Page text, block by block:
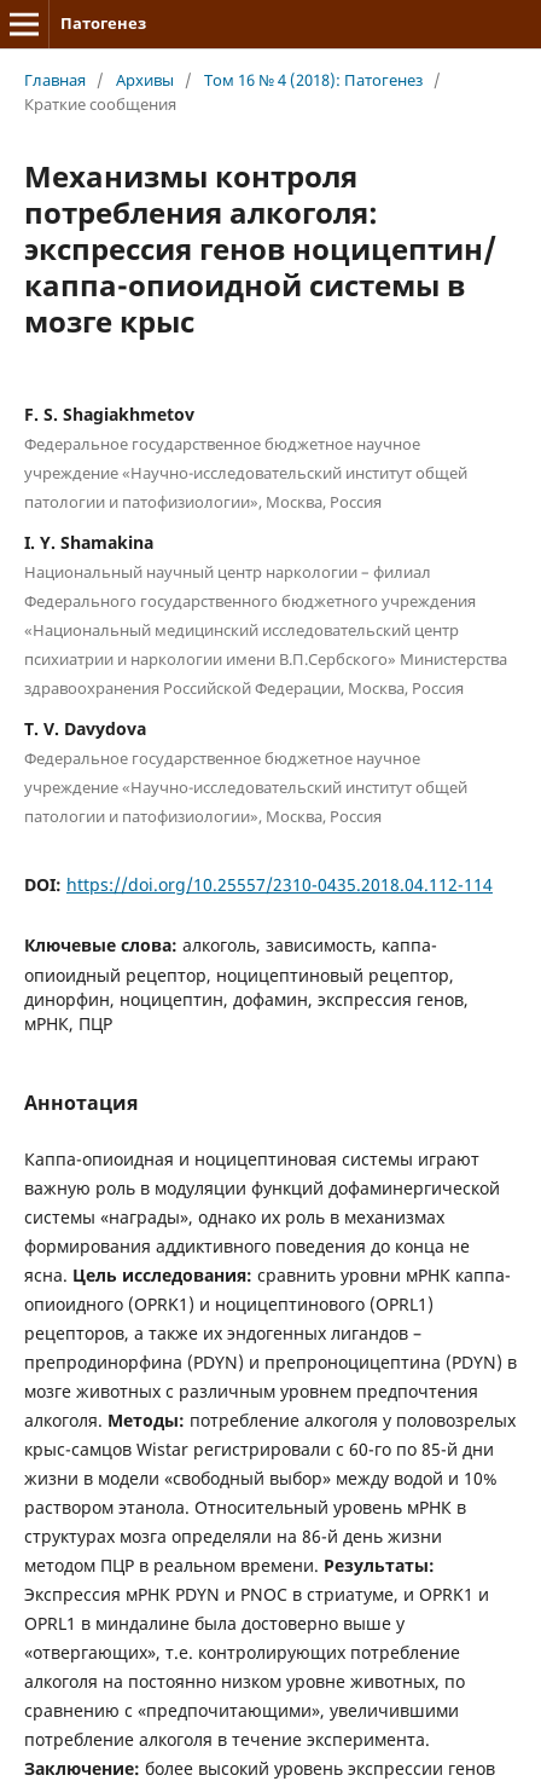
Патогенез
Главная / Архивы / Том 16 № 4 (2018): Патогенез /
Краткие сообщения
Механизмы контроля
потребления алкоголя:
экспрессия генов ноцицептин/
каппа-опиоидной системы в
мозге крыс
F. S. Shagiakhmetov
Федеральное государственное бюджетное научное
учреждение «Научно-исследовательский институт общей
патологии и патофизиологии», Москва, Россия
I. Y. Shamakina
Национальный научный центр наркологии – филиал
Федерального государственного бюджетного учреждения
«Национальный медицинский исследовательский центр
психиатрии и наркологии имени В.П.Сербского» Министерства
здравоохранения Российской Федерации, Москва, Россия
T. V. Davydova
Федеральное государственное бюджетное научное
учреждение «Научно-исследовательский институт общей
патологии и патофизиологии», Москва, Россия
DOI: https://doi.org/10.25557/2310-0435.2018.04.112-114
Ключевые слова: алкоголь, зависимость, каппа-
опиоидный рецептор, ноцицептиновый рецептор,
динорфин, ноцицептин, дофамин, экспрессия генов,
мРНК, ПЦР
Аннотация
Каппа-опиоидная и ноцицептиновая системы играют
важную роль в модуляции функций дофаминергической
системы «награды», однако их роль в механизмах
формирования аддиктивного поведения до конца не
ясна. Цель исследования: сравнить уровни мРНК каппа-
опиоидного (OPRK1) и ноцицептинового (OPRL1)
рецепторов, а также их эндогенных лигандов –
препродинорфина (PDYN) и препроноцицептина (PDYN) в
мозге животных с различным уровнем предпочтения
алкоголя. Методы: потребление алкоголя у половозрелых
крыс-самцов Wistar регистрировали с 60-го по 85-й дни
жизни в модели «свободный выбор» между водой и 10%
раствором этанола. Относительный уровень мРНК в
структурах мозга определяли на 86-й день жизни
методом ПЦР в реальном времени. Результаты:
Экспрессия мРНК PDYN и PNOC в стриатуме, и OPRK1 и
OPRL1 в миндалине была достоверно выше у
«отвергающих», т.е. контролирующих потребление
алкоголя на постоянно низком уровне животных, по
сравнению с «предпочитающими», увеличившими
потребление алкоголя в течение эксперимента.
Заключение: более высокий уровень экспрессии генов